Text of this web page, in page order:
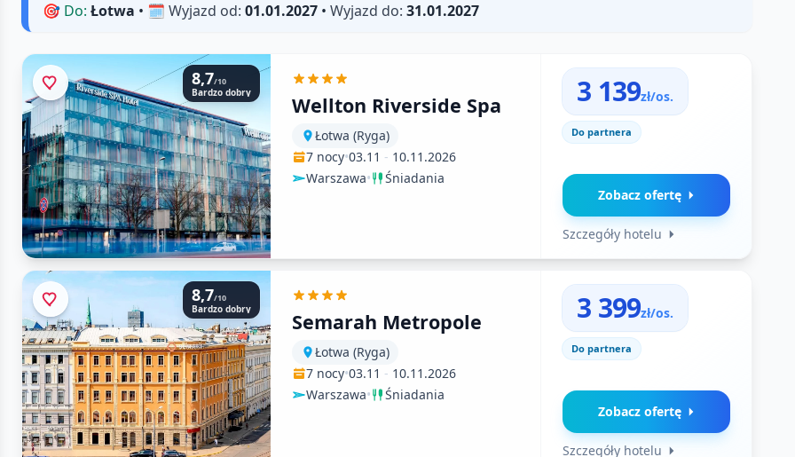
🎯 Do: Łotwa • 🗓️ Wyjazd od: 01.01.2027 • Wyjazd do: 31.01.2027
8,7/10
Bardzo dobry Wellton Riverside Spa
Łotwa (Ryga)
7 nocy•03.11 - 10.11.2026
Warszawa• Śniadania
3 139zł/os.
Do partnera
Zobacz ofertę
Szczegóły hotelu
8,7/10
Bardzo dobry Semarah Metropole
Łotwa (Ryga)
7 nocy•03.11 - 10.11.2026
Warszawa• Śniadania
3 399zł/os.
Do partnera
Zobacz ofertę
Szczegóły hotelu